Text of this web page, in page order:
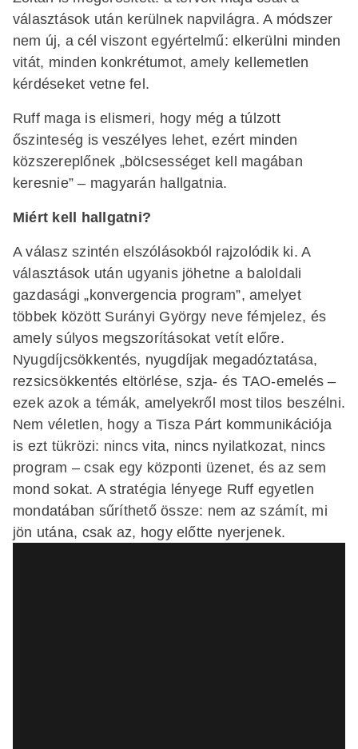
választások után kerülnek napvilágra. A módszer
nem új, a cél viszont egyértelmű: elkerülni minden
vitát, minden konkrétumot, amely kellemetlen
kérdéseket vetne fel.
Ruff maga is elismeri, hogy még a túlzott
őszinteség is veszélyes lehet, ezért minden
közszereplőnek „bölcsességet kell magában
keresnie” – magyarán hallgatnia.
Miért kell hallgatni?
A válasz szintén elszólásokból rajzolódik ki. A
választások után ugyanis jöhetne a baloldali
gazdasági „konvergencia program”, amelyet
többek között Surányi György neve fémjelez, és
amely súlyos megszorításokat vetít előre.
Nyugdíjcsökkentés, nyugdíjak megadóztatása,
rezsicsökkentés eltörlése, szja- és TAO-emelés –
ezek azok a témák, amelyekről most tilos beszélni.
Nem véletlen, hogy a Tisza Párt kommunikációja
is ezt tükrözi: nincs vita, nincs nyilatkozat, nincs
program – csak egy központi üzenet, és az sem
mond sokat. A stratégia lényege Ruff egyetlen
mondatában sűríthető össze: nem az számít, mi
jön utána, csak az, hogy előtte nyerjenek.